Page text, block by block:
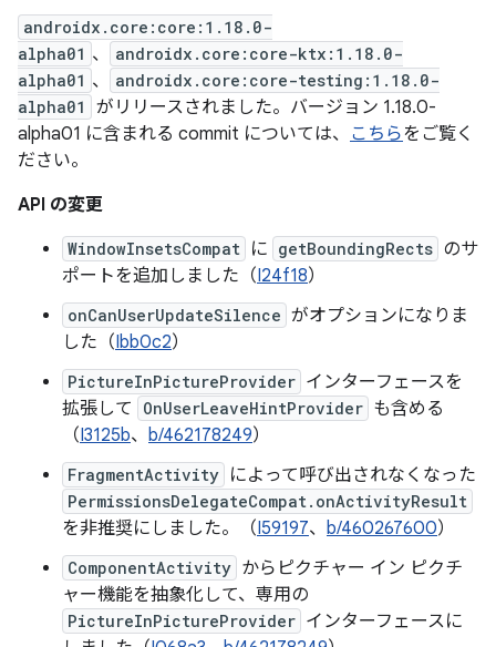
androidx.core:core:1.18.0-
alpha01 、
androidx.core:core-ktx:1.18.0-
alpha01 、
androidx.core:core-testing:1.18.0-
alpha01
がリリースされました。バージョン 1.18.0-
alpha01 に含まれる commit については、 こちらをご覧く
ださい。
API の変更
WindowInsetsCompat に getBoundingRects のサ
ポートを追加しました（I24f18）
onCanUserUpdateSilence がオプションになりま
した（Ibb0c2）
PictureInPictureProvider インターフェースを
拡張して
OnUserLeaveHintProvider も含める
（I3125b、 b/462178249）
FragmentActivity によって呼び出されなくなった
PermissionsDelegateCompat.onActivityResult
を非推奨にしました。（I59197、 b/460267600）
ComponentActivity からピクチャー イン ピクチ
ャー機能を抽象化して、専用の
PictureInPictureProvider インターフェースに